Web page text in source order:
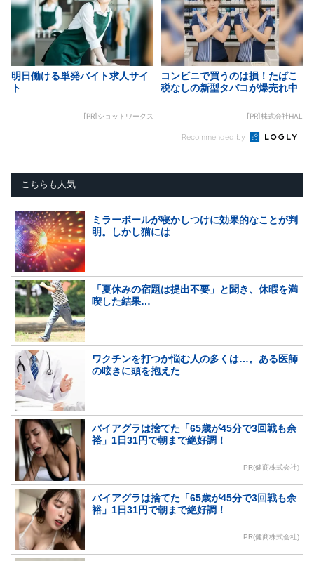
明日働ける単発バイト求人サイ
ト
[PR]ショットワークス
コンビニで買うのは損！たばこ
税なしの新型タバコが爆売れ中
[PR]株式会社HAL
Recommended by
こちらも人気
ミラーボールが寝かしつけに効果的なことが判
明。しかし猫には
「夏休みの宿題は提出不要」と聞き、休暇を満
喫した結果…
ワクチンを打つか悩む人の多くは…。ある医師
の呟きに頭を抱えた
バイアグラは捨てた「65歳が45分で3回戦も余
裕」1日31円で朝まで絶好調！
PR(健商株式会社)
バイアグラは捨てた「65歳が45分で3回戦も余
裕」1日31円で朝まで絶好調！
PR(健商株式会社)